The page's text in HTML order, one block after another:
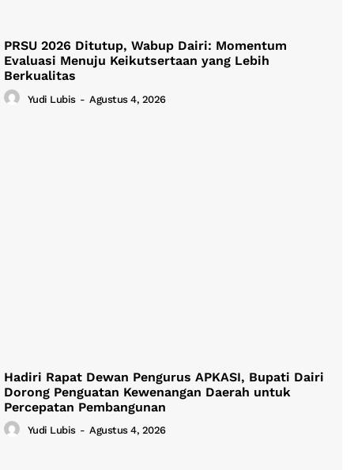
PRSU 2026 Ditutup, Wabup Dairi: Momentum
Evaluasi Menuju Keikutsertaan yang Lebih
Berkualitas
Yudi Lubis - Agustus 4, 2026
Hadiri Rapat Dewan Pengurus APKASI, Bupati Dairi
Dorong Penguatan Kewenangan Daerah untuk
Percepatan Pembangunan
Yudi Lubis - Agustus 4, 2026